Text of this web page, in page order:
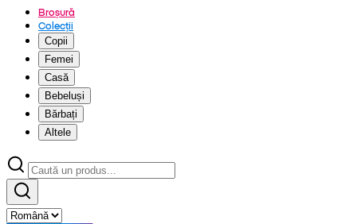
Broșură
Colecții
Copii
Femei
Casă
Bebeluși
Bărbați
Altele